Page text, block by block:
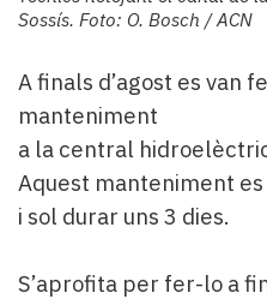
Sossís. Foto: O. Bosch / ACN
A finals d’agost es van
manteniment
a la central
Aquest manteniment
i sol durar uns 3 dies.
S’aprofita per fer-lo a